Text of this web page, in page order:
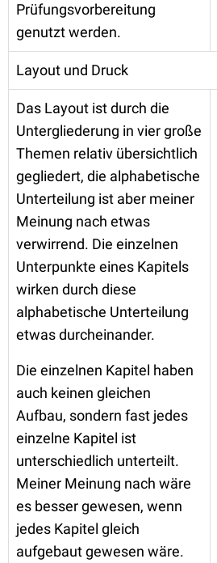
Prüfungsvorbereitung
genutzt werden.
Layout und Druck
Das Layout ist durch die
Untergliederung in vier große
Themen relativ übersichtlich
gegliedert, die alphabetische
Unterteilung ist aber meiner
Meinung nach etwas
verwirrend. Die einzelnen
Unterpunkte eines Kapitels
wirken durch diese
alphabetische Unterteilung
etwas durcheinander.
Die einzelnen Kapitel haben
auch keinen gleichen
Aufbau, sondern fast jedes
einzelne Kapitel ist
unterschiedlich unterteilt.
Meiner Meinung nach wäre
es besser gewesen, wenn
jedes Kapitel gleich
aufgebaut gewesen wäre.